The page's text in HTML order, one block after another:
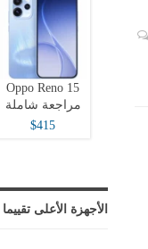
Oppo Reno 15
مراجعة شاملة
$415
الأجهزة الأعلى تقييما